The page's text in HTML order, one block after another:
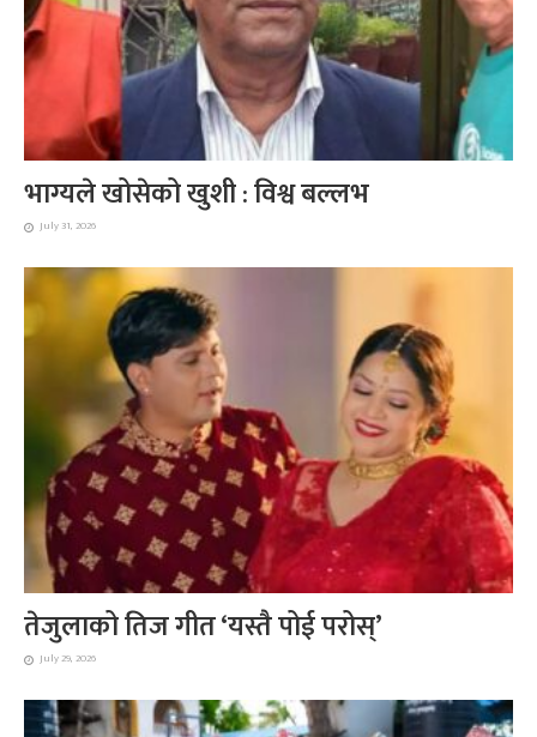
भाग्यले खोसेको खुशी : विश्व बल्लभ
July 31, 2026
तेजुलाको तिज गीत ‘यस्तै पोई परोस्’
July 29, 2026